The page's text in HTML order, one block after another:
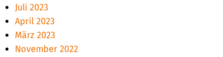
Juli 2023
April 2023
März 2023
November 2022